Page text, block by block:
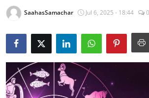
Epaper
धर्म
SaahasSamachar Jul 6, 2025 - 18:44 0